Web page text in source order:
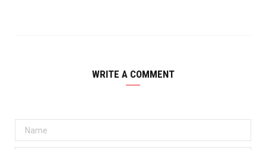
WRITE A COMMENT